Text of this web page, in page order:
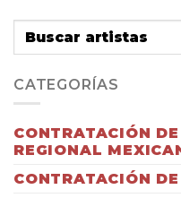
CATEGORÍAS
CONTRATACIÓN
REGIONAL
CONTRATACIÓN